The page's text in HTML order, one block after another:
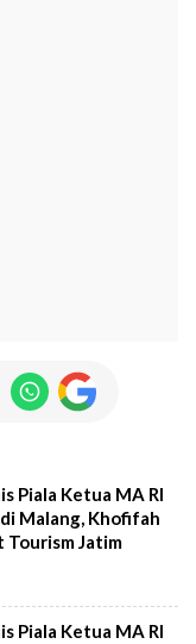
Piala Ketua MA RI
Malang, Khofifah
Tourism Jatim
Piala Ketua MA RI